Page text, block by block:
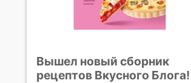
Вышел новый сборник
рецептов Вкусного Блога!